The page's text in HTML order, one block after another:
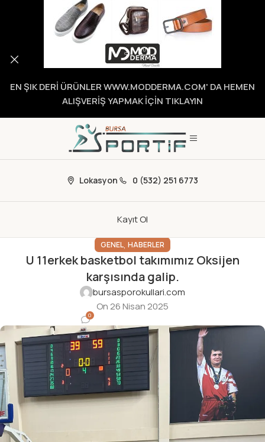
Lokasyon 0 (532) 251 6773
Kayıt Ol
GENEL, HABERLER
U 11erkek basketbol takımımız Oksijen
karşısında galip.
bursasporokullari.com
On 26 Nisan 2025
0
EN ŞIK DERİ ÜRÜNLER WWW.MODDERMA.COM' DA HEMEN
ALIŞVERİŞ YAPMAK İÇİN TIKLAYIN